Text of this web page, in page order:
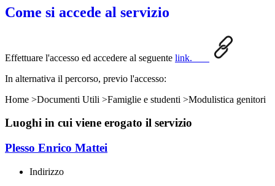
Come si accede al servizio
Effettuare l'accesso ed accedere al seguente link.
In alternativa il percorso, previo l'accesso:
Home >Documenti Utili >Famiglie e studenti >Modulistica genitori
Luoghi in cui viene erogato il servizio
Plesso Enrico Mattei
Indirizzo